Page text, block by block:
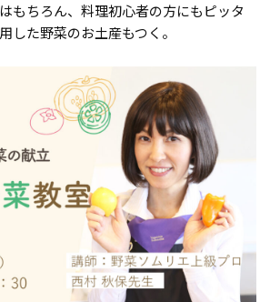
もちろん、料理初心者の方にもピッタ
した野菜のお土産もつく。